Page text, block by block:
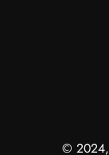
© 2024,